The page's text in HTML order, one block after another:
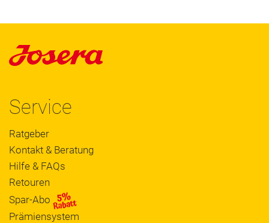
Service
Ratgeber
Kontakt & Beratung
Hilfe & FAQs
Retouren
Spar-Abo
Prämiensystem